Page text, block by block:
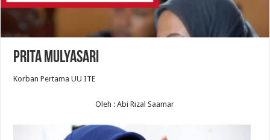
Prita Mulyasari
Korban Pertama UU ITE
Oleh : Abi Rizal Saamar